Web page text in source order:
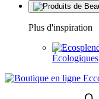
Plus d'inspiration
Écologiques